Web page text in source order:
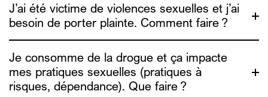
ici
J’ai été victime de violences sexuelles et j’ai
besoin de porter plainte. Comment faire ?
lien ici
Je consomme de la drogue et ça impacte
mes pratiques sexuelles (pratiques à
risques, dépendance). Que faire ?